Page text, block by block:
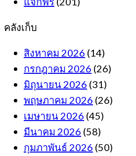
คลังเก็บ
สิงหาคม 2026 (14)
กรกฎาคม 2026 (26)
มิถุนายน 2026 (31)
พฤษภาคม 2026 (26)
เมษายน 2026 (45)
มีนาคม 2026 (58)
กุมภาพันธ์ 2026 (50)